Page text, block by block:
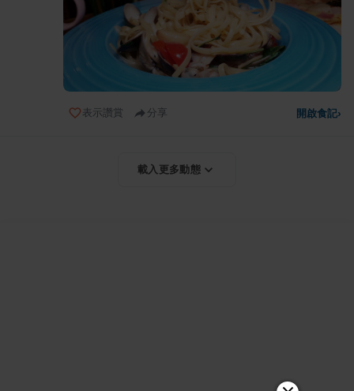
表示讚賞 分享 開啟食記›
載入更多動態